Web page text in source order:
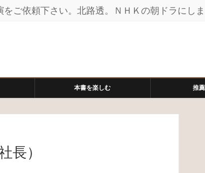
ご依頼下さい。北路透。ＮＨＫの朝ドラにし
本書を楽しむ 推
長）